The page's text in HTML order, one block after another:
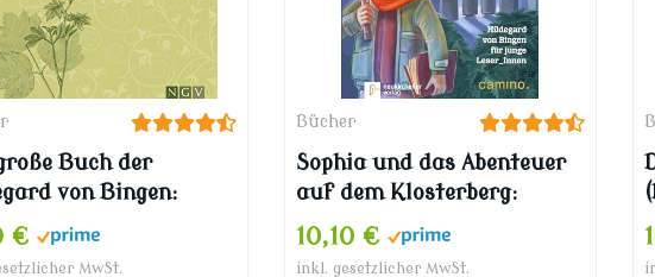
Buch der
von Bingen:
Heilwissen für
und
€
MwSt.
Bücher
Sophia und das Abenteuer
auf dem Klosterberg:
Hildegard von Bingen für
junge Leser_Innen
10,10 €
inkl. gesetzlicher MwSt.